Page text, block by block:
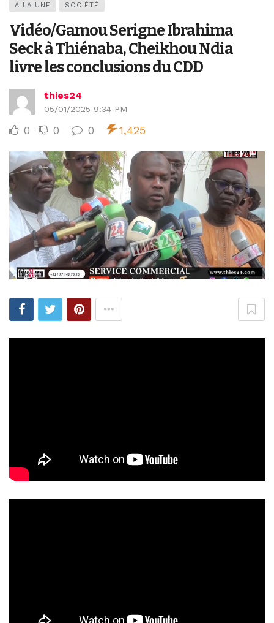
A LA UNE SOCIÉTÉ
Vidéo/Gamou Serigne Ibrahima
Seck à Thiénaba, Cheikhou Ndia
livre les conclusions du CDD
thies24
05/01/2025 9:34 PM
0 0 0 1,425